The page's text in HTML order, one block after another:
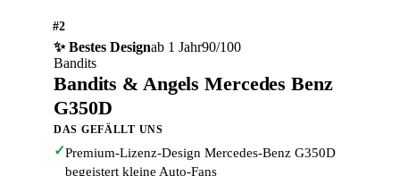
#2
✨ Bestes Designab 1 Jahr90/100
Bandits
Bandits & Angels Mercedes Benz
G350D
DAS GEFÄLLT UNS
✓Premium-Lizenz-Design Mercedes-Benz G350D
begeistert kleine Auto-Fans